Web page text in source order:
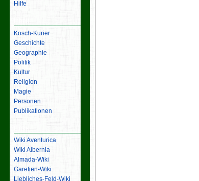
Hilfe
Kosch-Kurier
Geschichte
Geographie
Politik
Kultur
Religion
Magie
Personen
Publikationen
Wiki Aventurica
Wiki Albernia
Almada-Wiki
Garetien-Wiki
Liebliches-Feld-Wiki